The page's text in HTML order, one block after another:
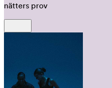
nätters prov